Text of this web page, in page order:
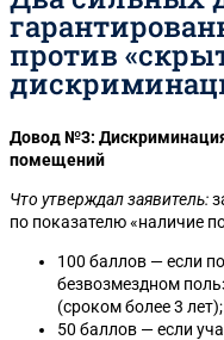
против
Довод №3:
помещений
Что утверждал заявитель:
по показателю «наличие
100 баллов — если
безвозмездном
(сроком более 3 лет);
50 баллов — если